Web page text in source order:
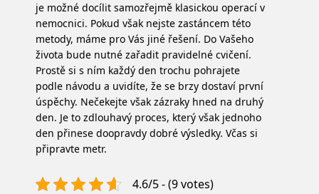
je možné docílit samozřejmě klasickou operací v
nemocnici. Pokud však nejste zastáncem této
metody, máme pro Vás jiné řešení. Do Vašeho
života bude nutné zařadit pravidelné cvičení.
Prostě si s ním každý den trochu pohrajete
podle návodu a uvidíte, že se brzy dostaví první
úspěchy. Nečekejte však zázraky hned na druhý
den. Je to zdlouhavý proces, který však jednoho
den přinese doopravdy dobré výsledky. Včas si
připravte metr.
4.6/5 - (9 votes)